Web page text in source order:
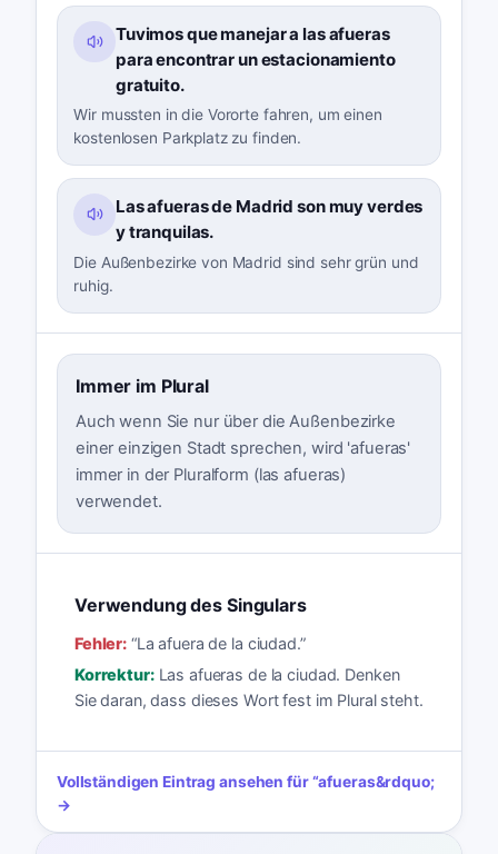
Tuvimos que manejar a las afueras
para encontrar un estacionamiento
gratuito.
Wir mussten in die Vororte fahren, um einen
kostenlosen Parkplatz zu finden.
Las afueras de Madrid son muy verdes
y tranquilas.
Die Außenbezirke von Madrid sind sehr grün und
ruhig.
Immer im Plural
Auch wenn Sie nur über die Außenbezirke
einer einzigen Stadt sprechen, wird 'afueras'
immer in der Pluralform (las afueras)
verwendet.
Verwendung des Singulars
Fehler: “La afuera de la ciudad.”
Korrektur: Las afueras de la ciudad. Denken
Sie daran, dass dieses Wort fest im Plural steht.
Vollständigen Eintrag ansehen für“afueras&rdquo;
→